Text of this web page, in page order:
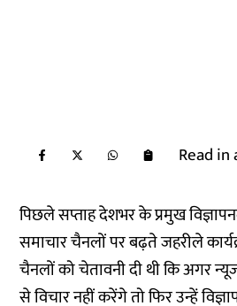
Read in
पिछले सप्ताह देशभर के प्रमुख
समाचार चैनलों पर बढ़ते जहरीले
चैनलों को चेतावनी दी थी कि अगर
से विचार नहीं करेंगे तो फिर उन्हें